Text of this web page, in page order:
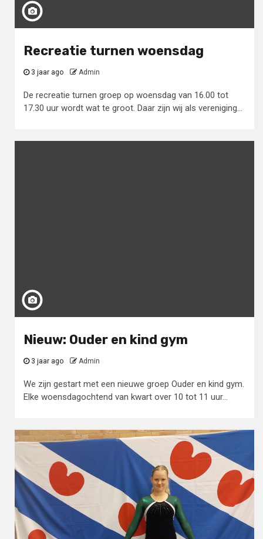
Recreatie turnen woensdag
3 jaar ago Admin
De recreatie turnen groep op woensdag van 16.00 tot
17.30 uur wordt wat te groot. Daar zijn wij als vereniging...
Nieuw: Ouder en kind gym
3 jaar ago Admin
We zijn gestart met een nieuwe groep Ouder en kind gym.
Elke woensdagochtend van kwart over 10 tot 11 uur...